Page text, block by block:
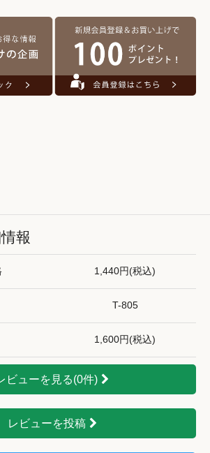
報
1,440円(税込)
T-805
1,600円(税込)
ビューを見る(0件)
レビューを投稿